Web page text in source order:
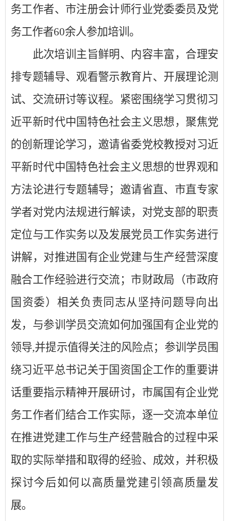
务工作者、市注册会计师行业党委委员及党
务工作者60余人参加培训。
此次培训主旨鲜明、内容丰富，合理安
排专题辅导、观看警示教育片、开展理论测
试、交流研讨等议程。紧密围绕学习贯彻习
近平新时代中国特色社会主义思想，聚焦党
的创新理论学习，邀请省委党校教授对习近
平新时代中国特色社会主义思想的世界观和
方法论进行专题辅导；邀请省直、市直专家
学者对党内法规进行解读，对党支部的职责
定位与工作实务以及发展党员工作实务进行
讲解，对推进国有企业党建与生产经营深度
融合工作经验进行交流；市财政局（市政府
国资委）相关负责同志从坚持问题导向出
发，与参训学员交流如何加强国有企业党的
领导,并提示值得关注的风险点；参训学员围
绕习近平总书记关于国资国企工作的重要讲
话重要指示精神开展研讨，市属国有企业党
务工作者们结合工作实际，逐一交流本单位
在推进党建工作与生产经营融合的过程中采
取的实际举措和取得的经验、成效，并积极
探讨今后如何以高质量党建引领高质量发
展。